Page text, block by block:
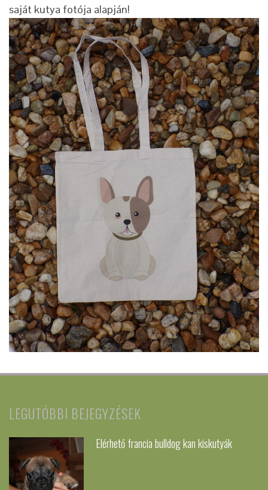
saját kutya fotója alapján!
LEGUTÓBBI BEJEGYZÉSEK
Elérhető francia bulldog kan kiskutyák